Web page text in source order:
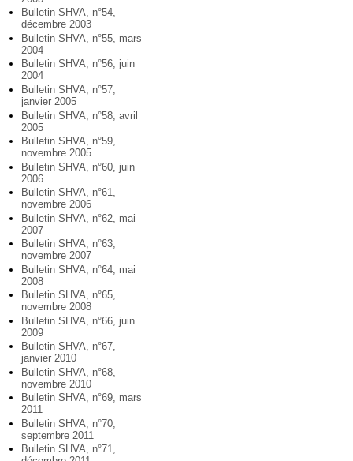
Bulletin SHVA, n°54,
décembre 2003
Bulletin SHVA, n°55, mars
2004
Bulletin SHVA, n°56, juin
2004
Bulletin SHVA, n°57,
janvier 2005
Bulletin SHVA, n°58, avril
2005
Bulletin SHVA, n°59,
novembre 2005
Bulletin SHVA, n°60, juin
2006
Bulletin SHVA, n°61,
novembre 2006
Bulletin SHVA, n°62, mai
2007
Bulletin SHVA, n°63,
novembre 2007
Bulletin SHVA, n°64, mai
2008
Bulletin SHVA, n°65,
novembre 2008
Bulletin SHVA, n°66, juin
2009
Bulletin SHVA, n°67,
janvier 2010
Bulletin SHVA, n°68,
novembre 2010
Bulletin SHVA, n°69, mars
2011
Bulletin SHVA, n°70,
septembre 2011
Bulletin SHVA, n°71,